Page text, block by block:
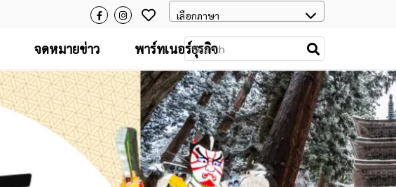
จดหมายข่าว พาร์ทเนอร์ธุรกิจ